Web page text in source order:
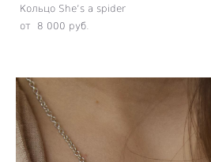
Кольцо She’s a spider
от 8 000 pуб.